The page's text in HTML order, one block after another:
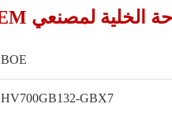
BOE
HV700GB132-GBX7